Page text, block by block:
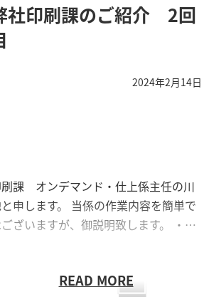
社印刷課のご紹介 2回
2024年2月14日
課 オンデマンド・仕上係主任の川
申します。 当係の作業内容を簡単で
ざいますが、御説明致します。 ・…